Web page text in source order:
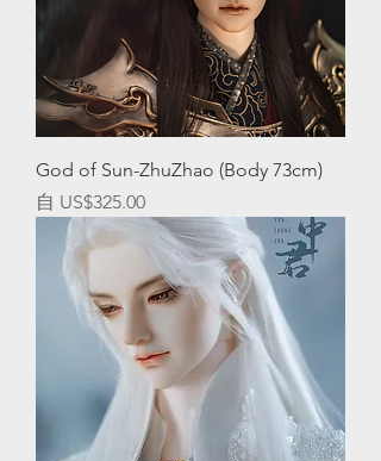
God of Sun-ZhuZhao (Body 73cm)
自 US$325.00
促銷價格